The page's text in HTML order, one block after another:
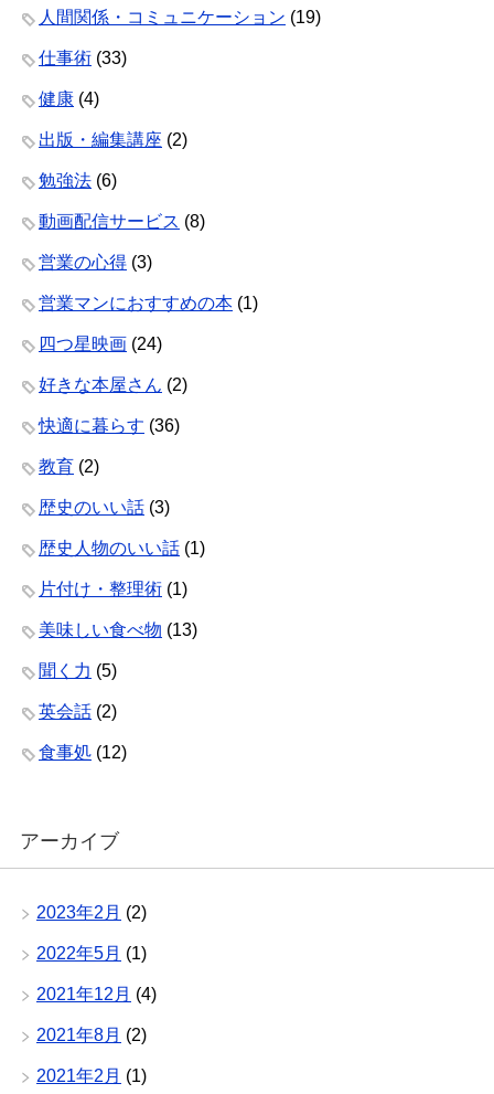
人間関係・コミュニケーション (19)
仕事術 (33)
健康 (4)
出版・編集講座 (2)
勉強法 (6)
動画配信サービス (8)
営業の心得 (3)
営業マンにおすすめの本 (1)
四つ星映画 (24)
好きな本屋さん (2)
快適に暮らす (36)
教育 (2)
歴史のいい話 (3)
歴史人物のいい話 (1)
片付け・整理術 (1)
美味しい食べ物 (13)
聞く力 (5)
英会話 (2)
食事処 (12)
アーカイブ
2023年2月 (2)
2022年5月 (1)
2021年12月 (4)
2021年8月 (2)
2021年2月 (1)